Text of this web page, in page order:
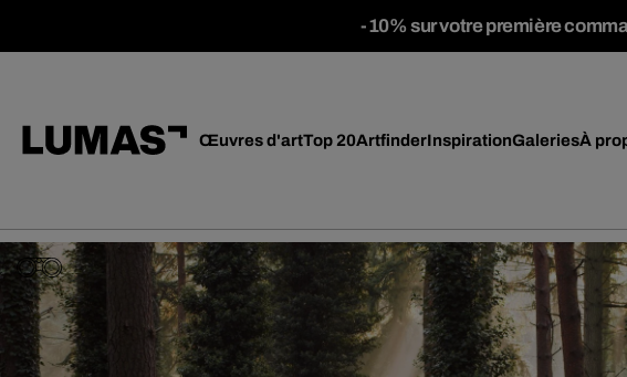
-10% sur votre première
Œuvres d'artTop 20ArtfinderInspirationGaleriesÀ